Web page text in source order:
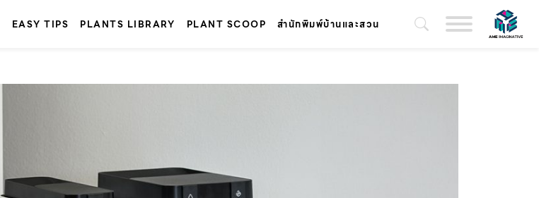
EASY TIPS PLANTS LIBRARY PLANT SCOOP สำนักพิมพ์บ้านและสวน